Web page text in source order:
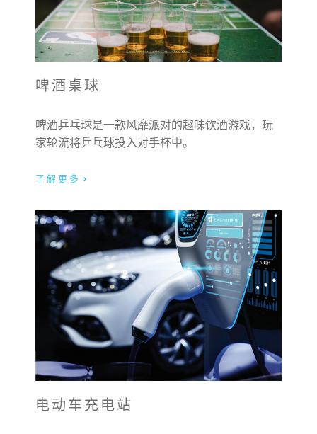
啤酒桌球
啤酒乒乓球是一款风靡派对的趣味饮酒游戏，玩
家轮流将乒乓球投入对手杯中。
了解更多
电动车充电站